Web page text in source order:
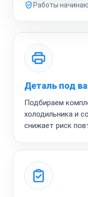
Работы
Деталь под
Подбираем
холодильника и
снижает риск